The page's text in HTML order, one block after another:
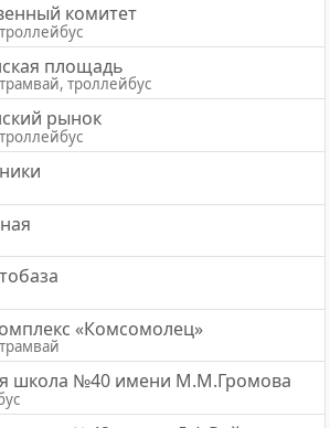
комитет
площадь
троллейбус
рынок
«Комсомолец»
школа №40 имени М.М.Громова